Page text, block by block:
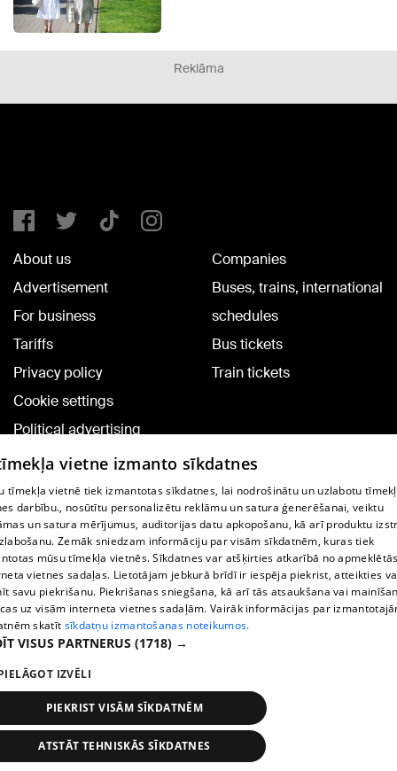
Reklāma
About us
Advertisement
For business
Tariffs
Privacy policy
Cookie settings
Political advertising
Cookie policy
Commenting terms
Companies
Buses, trains, international
schedules
Bus tickets
Train tickets
TV program
Contract rules
360 Ziņu kontakti
Helio Media
Vortal assistance service: e-mail -
All rights reserved.
News Search 1188 play
vietne izmanto sīkdatnes
tīmekļa vietnē tiek izmantotas sīkdatnes, lai nodrošinātu un uzlabotu
darbību., nosūtītu personalizētu reklāmu un satura ģenerēšanai, veiktu
un satura mērījumus, auditorijas datu apkopošanu, kā arī produktu
Zemāk sniedzam informāciju par visām sīkdatnēm, kuras tiek
mūsu tīmekļa vietnēs. Sīkdatnes var atšķirties atkarībā no
vietnes sadaļas. Lietotājam jebkurā brīdī ir iespēja piekrist, atteikties
savu piekrišanu. Piekrišanas sniegšana, kā arī tās atsaukšana vai
uz visām interneta vietnes sadaļām. Vairāk informācijas par
skatīt sīkdatņu izmantošanas noteikumos.
VISUS PARTNERUS (1718) →
IZVĒLI
PIEKRIST VISĀM SĪKDATNĒM
ATSTĀT TEHNISKĀS SĪKDATNES